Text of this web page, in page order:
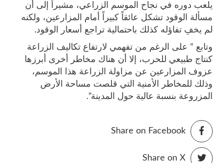
يلعب دوره في نجاح الموسم الزراعي، مشيراً إلى أن
مسألة الوقود تشكل عائقاً كبيراً أمام المزارعين، ولكنه
لم يخفِ تفاؤله كذلك باحتمالية تراجع أسعار الوقود.
وتابع ” على الرغم من تفهمي لارتفاع تكاليف الزراعة
كنتاج طبيعي للحرب، إلا أن هناك مخاطر أخرى أبرزها
عزوف المزارعين عن مزاولة الزراعة هذا الموسم،
وذلك للمخاطر الأمنية التي قلصت مساحة الأرض
المزروعة بنسبة عالية حول المدينة”.
Share on Facebook
Share on X